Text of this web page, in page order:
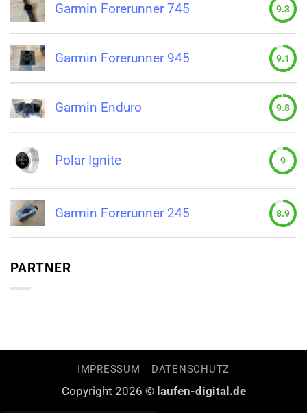
Garmin Forerunner 745 9.3
Garmin Forerunner 945 9.1
Garmin Enduro 9.8
Polar Ignite 9
Garmin Forerunner 245 8.9
PARTNER
IMPRESSUM DATENSCHUTZ
Copyright 2026 © laufen-digital.de